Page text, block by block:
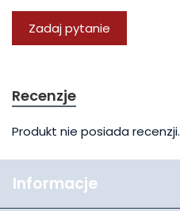
Zadaj pytanie
Recenzje
Produkt nie posiada recenzji.
Informacje